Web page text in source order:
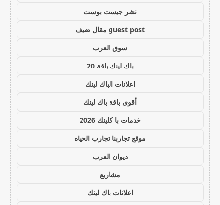
نشر جيست بوست
guest post مقال ضيف
سوق العرب
باك لينك باقة 20
اعلانات الباك لينك
أقوى باقة باك لينك
خدمات با كلينك 2026
موقع تجاربنا تجارب الحياه
ديوان العرب
مشاريع
اعلانات باك لينك